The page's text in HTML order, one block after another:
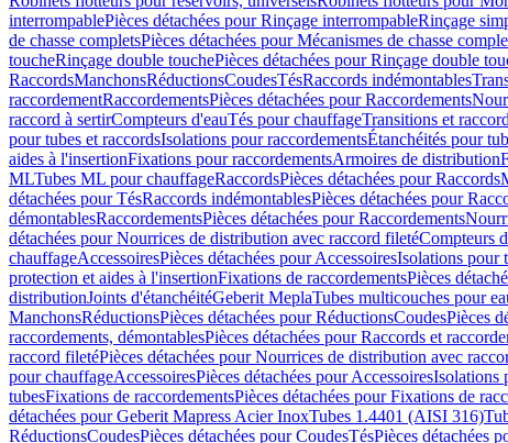
interrompablePièces détachées pour Rinçage interrompableRinçage
de chasse completsPièces détachées pour Mécanismes de chasse
toucheRinçage double touchePièces détachées pour Rinçage double
RaccordsManchonsRéductionsCoudesTésRaccords indémontables
raccordementRaccordementsPièces détachées pour Raccordements
raccord à sertirCompteurs d'eauTés pour chauffageTransitions et
pour tubes et raccordsIsolations pour raccordementsÉtanchéités pour
aides à l'insertionFixations pour raccordementsArmoires de distribution
MLTubes ML pour chauffageRaccordsPièces détachées pour Raccords
détachées pour TésRaccords indémontablesPièces détachées pour
démontablesRaccordementsPièces détachées pour Raccordements
détachées pour Nourrices de distribution avec raccord filetéCompteurs
chauffageAccessoiresPièces détachées pour AccessoiresIsolations pour
protection et aides à l'insertionFixations de raccordementsPièces
distributionJoints d'étanchéitéGeberit MeplaTubes multicouches pour
ManchonsRéductionsPièces détachées pour RéductionsCoudesPièces
raccordements, démontablesPièces détachées pour Raccords et
raccord filetéPièces détachées pour Nourrices de distribution avec
pour chauffageAccessoiresPièces détachées pour AccessoiresIsolations
tubesFixations de raccordementsPièces détachées pour Fixations de
détachées pour Geberit Mapress Acier InoxTubes 1.4401 (AISI 316)
RéductionsCoudesPièces détachées pour CoudesTésPièces détachées